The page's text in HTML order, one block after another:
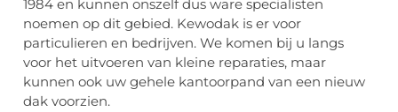
1984 en kunnen onszelf dus ware specialisten
noemen op dit gebied. Kewodak is er voor
particulieren en bedrijven. We komen bij u langs
voor het uitvoeren van kleine reparaties, maar
kunnen ook uw gehele kantoorpand van een nieuw
dak voorzien.